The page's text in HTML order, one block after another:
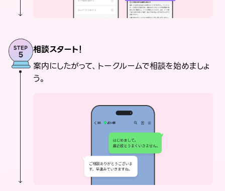
相談スタート！
案内にしたがって、トークルームで相談を始めましょ
う。